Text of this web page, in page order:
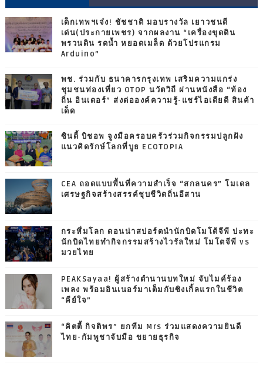
เด็กเทพฯเจ๋ง! ชัชชาติ มอบรางวัล เยาวชนดี
เด่น(ประกายเพชร) จากผลงาน “เครื่องขุดดิน
พรวนดิน รดน้ำ หยอดเมล็ด ด้วยโปรแกรม
Arduino”
พช. ร่วมกับ ธนาคารกรุงเทพ เสริมความแกร่ง
ชุมชนท่องเที่ยว OTOP นวัตวิถี ผ่านหนังสือ “ท้อง
ถิ่น อินเตอร์” ส่งต่อองค์ความรู้-แชร์ไอเดียดี สินค้า
เด็ด
ซินดี้ บิชอพ จูงมือครอบครัวร่วมกิจกรรมปลูกฝัง
แนวคิดรักษ์โลกที่บูธ ECOTOPIA
CEA ถอดแบบพื้นที่ความสำเร็จ “สกลนคร” โมเดล
เศรษฐกิจสร้างสรรค์ชุบชีวิตถิ่นอีสาน
กระหึ่มโลก ดอนน่าสปอร์ตนำนักบิดโมโต้จีพี ปะทะ
นักบิดไทยทำกิจกรรมสร้างไวรัลใหม่ โมโตจีพี vs
มวยไทย
PEAKSayaa! ผู้สร้างตำนานบทใหม่ จับไมค์ร้อง
เพลง พร้อมอินเนอร์มาเต็มกับซิงเกิ้ลแรกในชีวิต
“คีย์ใจ”
“คิตตี้ กิจติพร” ยกทีม Mrs ร่วมแสดงความยินดี
ไทย-กัมพูชาจับมือ ขยายธุรกิจ